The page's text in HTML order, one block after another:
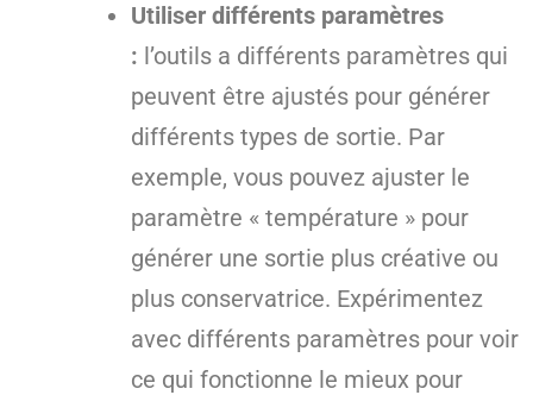
Utiliser différents paramètres
: l’outils a différents paramètres qui
peuvent être ajustés pour générer
différents types de sortie. Par
exemple, vous pouvez ajuster le
paramètre « température » pour
générer une sortie plus créative ou
plus conservatrice. Expérimentez
avec différents paramètres pour voir
ce qui fonctionne le mieux pour